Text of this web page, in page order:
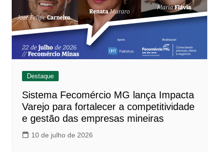
Destaque
Sistema Fecomércio MG lança Impacta
Varejo para fortalecer a competitividade
e gestão das empresas mineiras
10 de julho de 2026